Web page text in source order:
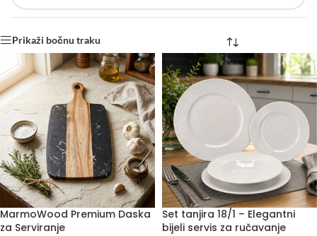
Prikaži bočnu traku
MarmoWood Premium Daska
za Serviranje
Set tanjira 18/1 – Elegantni
bijeli servis za ručavanje